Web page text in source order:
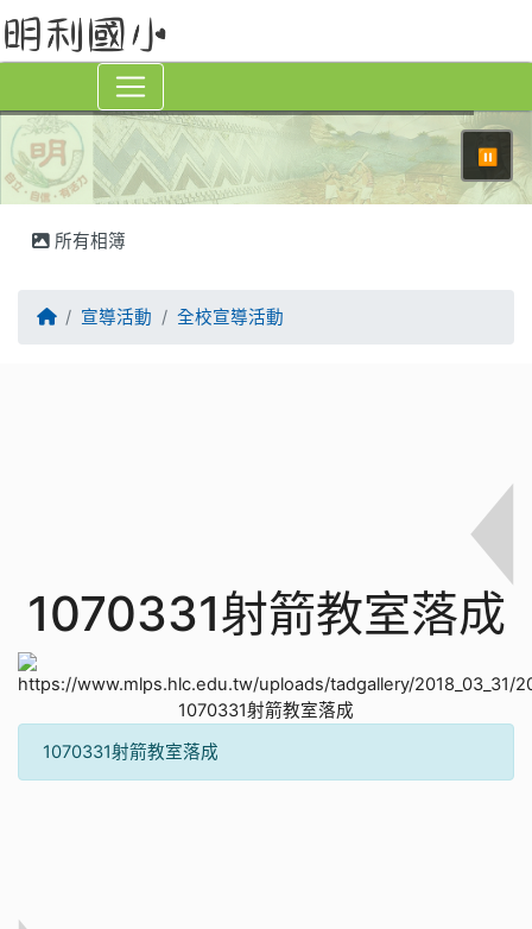
⏸
所有相簿
回首頁宣導活動 全校宣導活動
1070331射箭教室落成
1070331射箭教室落成